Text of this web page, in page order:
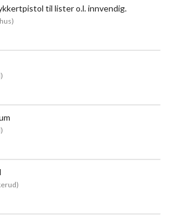
POPULÆR
til lister o.l. innvendig.
)
)
)
)